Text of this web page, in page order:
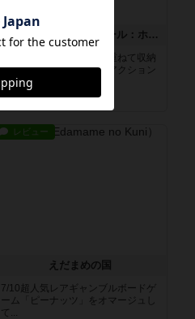
ボックストップピンボール：ホーンテッドハウス
6/10タンブリンダイスを重ねて収納
できるようにした感じのアクション
ゲ...
レビュー
えだまめの国
7/10超人気レアギャンブルボードゲ
ーム「ピーナッツ」をオマージュし
て...